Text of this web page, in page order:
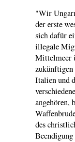
"Wir
der erste
sich dafür
illegale
Mittelmeer
Italien und
angehören,
des